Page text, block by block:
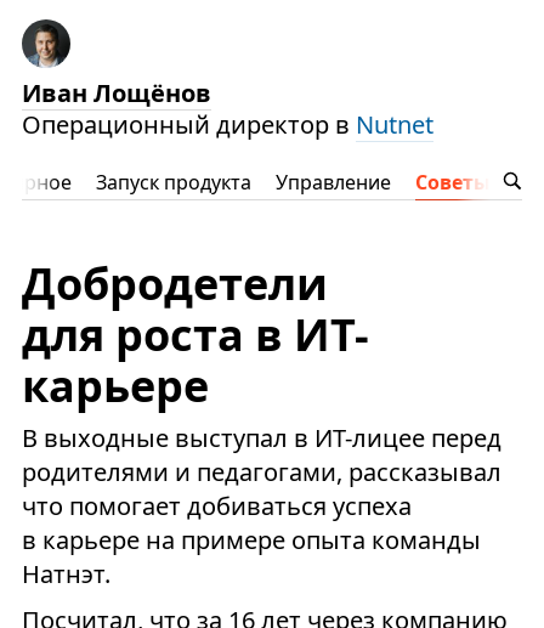
Иван Лощёнов
Операционный директор в Nutnet
Запуск продукта Управление Советы
Добродетели
для роста в ИТ-
карьере
В выходные выступал в ИТ-лицее перед
родителями и педагогами, рассказывал
что помогает добиваться успеха
в карьере на примере опыта команды
Натнэт.
Посчитал, что за 16 лет через компанию